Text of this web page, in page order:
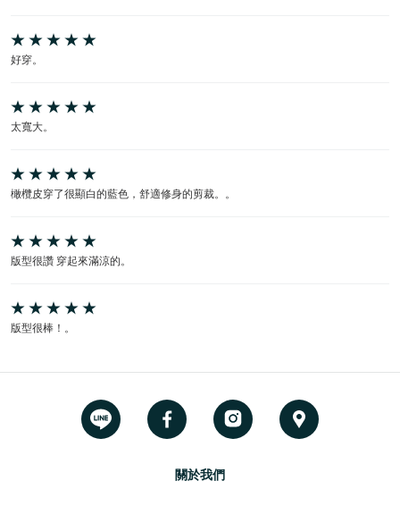
好穿。
太寬大。
橄欖皮穿了很顯白的藍色，舒適修身的剪裁。。
版型很讚 穿起來滿涼的。
版型很棒！。
關於我們